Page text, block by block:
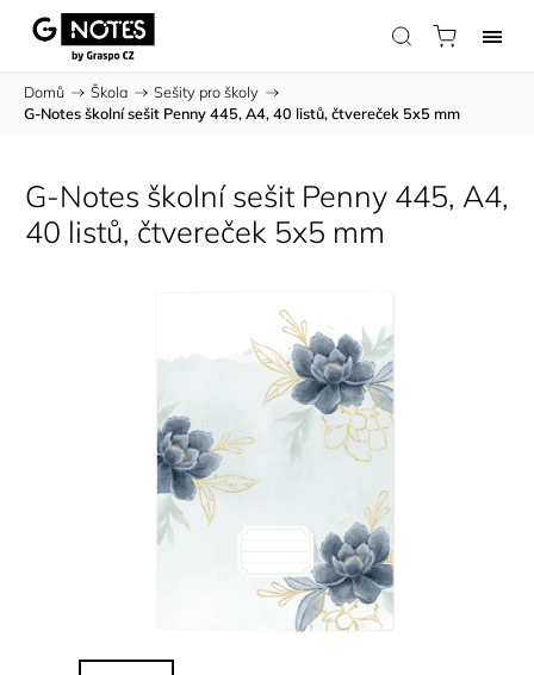
Domů / Škola / Sešity pro školy /
G-Notes školní sešit Penny 445, A4, 40 listů, čtvereček 5x5 mm
G-Notes školní sešit Penny 445, A4,
40 listů, čtvereček 5x5 mm